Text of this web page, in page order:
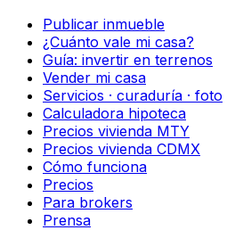
Publicar inmueble
¿Cuánto vale mi casa?
Guía: invertir en terrenos
Vender mi casa
Servicios · curaduría · foto
Calculadora hipoteca
Precios vivienda MTY
Precios vivienda CDMX
Cómo funciona
Precios
Para brokers
Prensa